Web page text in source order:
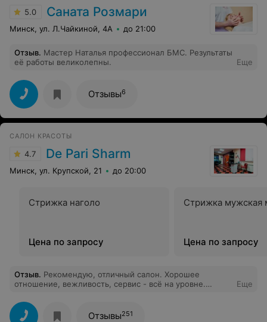
5.0 Саната Розмари
Минск, ул. Л.Чайкиной, 4А до 21:00
Отзыв. Мастер Наталья профессионал БМС. Результаты
её работы великолепны.
Еще
Отзывы6
САЛОН КРАСОТЫ
4.7 De Pari Sharm
Минск, ул. Крупской, 21 до 20:00
Стрижка наголо
Цена по запросу
Стрижка мужская
Цена по запросу
Отзыв. Рекомендую, отличный салон. Хорошее
отношение, вежливость, сервис - всё на уровне.
не забудет напомнить о записи!
Еще
Отзывы251